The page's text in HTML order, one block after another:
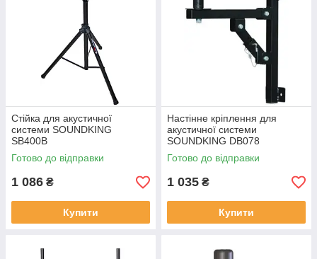
Стійка для акустичної
системи SOUNDKING
SB400B
Готово до відправки
1 086 ₴
Купити
Настінне кріплення для
акустичної системи
SOUNDKING DB078
Готово до відправки
1 035 ₴
Купити